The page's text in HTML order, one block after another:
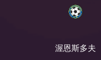
渥恩斯多夫